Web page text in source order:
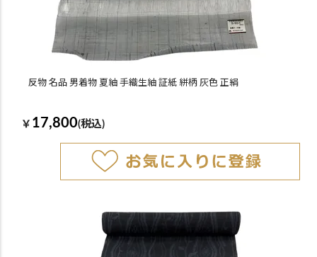
反物 名品 男着物 夏紬 手織生紬 証紙 絣柄 灰色 正絹
￥ 17,800(税込)